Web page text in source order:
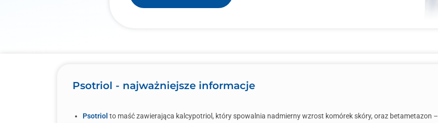
Psotriol - najważniejsze informacje
Psotriol to maść zawierająca kalcypotriol, który spowalnia nadmierny wzrost komórek skóry, oraz betametazon –